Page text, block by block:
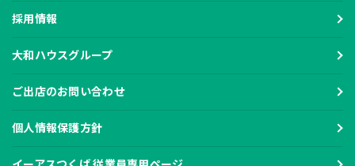
採用情報
大和ハウスグループ
ご出店のお問い合わせ
個人情報保護方針